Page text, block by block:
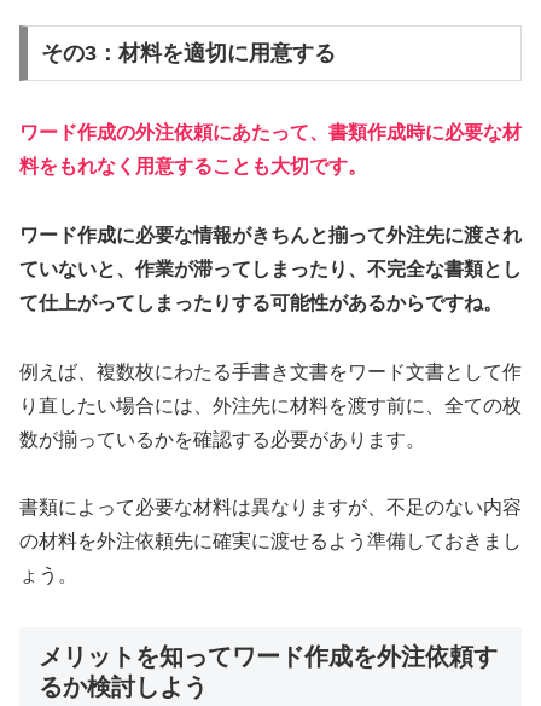
その3：材料を適切に用意する
ワード作成の外注依頼にあたって、書類作成時に必要な材
料をもれなく用意することも大切です。
ワード作成に必要な情報がきちんと揃って外注先に渡され
ていないと、作業が滞ってしまったり、不完全な書類とし
て仕上がってしまったりする可能性があるからですね。
例えば、複数枚にわたる手書き文書をワード文書として作
り直したい場合には、外注先に材料を渡す前に、全ての枚
数が揃っているかを確認する必要があります。
書類によって必要な材料は異なりますが、不足のない内容
の材料を外注依頼先に確実に渡せるよう準備しておきまし
ょう。
メリットを知ってワード作成を外注依頼す
るか検討しよう